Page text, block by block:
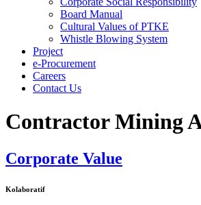
Board Manual
Cultural Values of PTKE
Whistle Blowing System
Project
e-Procurement
Careers
Contact Us
Contractor Mining
Corporate Value
Kolaboratif